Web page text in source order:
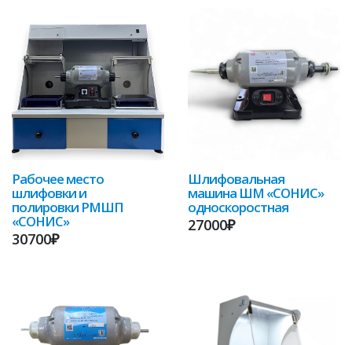
Рабочее место
шлифовки и
полировки РМШП
«СОНИС»
30700₽
Шлифовальная
машина ШМ «СОНИС»
односкоростная
27000₽